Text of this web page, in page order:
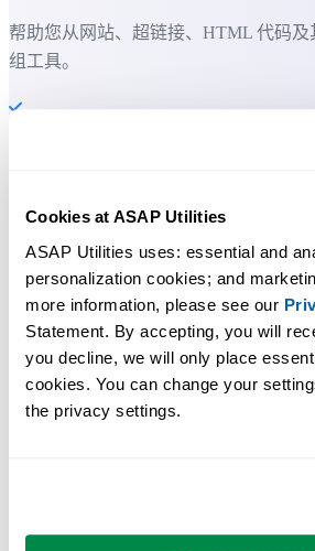
Cookies at ASAP Utilities
ASAP Utilities uses: essential and
personalization cookies; and
more information, please see our
Statement. By accepting, you will
you decline, we will only place
cookies. You can change your
the privacy settings.
帮助您从网站、超链接、HTML 代码
组工具。
大多数用户都会先从几个工具开始。
已被超过28,500家组织采用。
节省时间的 Excel 工